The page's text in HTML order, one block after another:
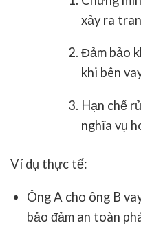
xảy ra
Đảm bảo
khi bên
Hạn chế
nghĩa vụ
Ví dụ thực tế:
Ông A cho ông B
bảo đảm an toàn